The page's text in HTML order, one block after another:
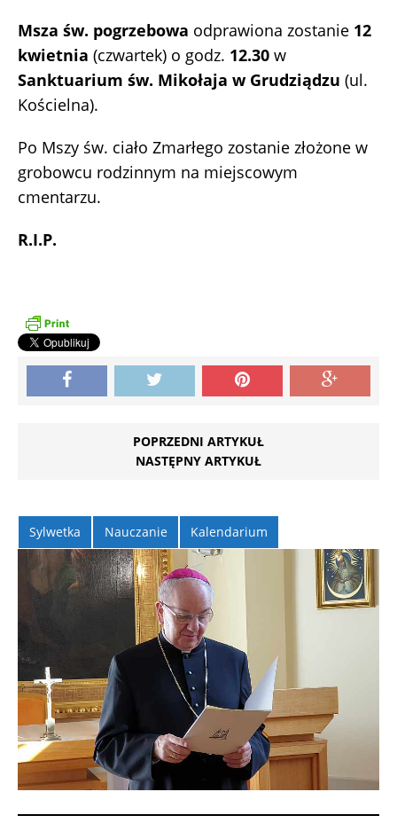
Msza św. pogrzebowa odprawiona zostanie 12
kwietnia (czwartek) o godz. 12.30 w
Sanktuarium św. Mikołaja w Grudziądzu (ul.
Kościelna).
Po Mszy św. ciało Zmarłego zostanie złożone w
grobowcu rodzinnym na miejscowym
cmentarzu.
R.I.P.
POPRZEDNI ARTYKUŁ
NASTĘPNY ARTYKUŁ
Sylwetka Nauczanie Kalendarium